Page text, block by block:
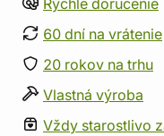
Rýchle doručenie
60 dní na vrátenie
20 rokov na trhu
Vlastná výroba
Vždy starostlivo